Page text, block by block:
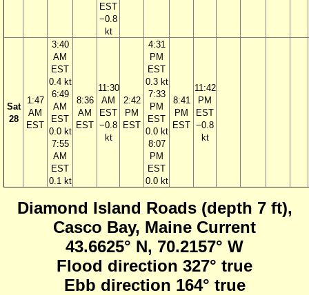
EST
−0.8
kt
Sat
28
1:47
AM
EST
3:40
AM
EST
0.4 kt
6:49
AM
EST
0.0 kt
7:55
AM
EST
0.1 kt
8:36
AM
EST
11:30
AM
EST
−0.8
kt
2:42
PM
EST
4:31
PM
EST
0.3 kt
7:33
PM
EST
0.0 kt
8:07
PM
EST
0.0 kt
8:41
PM
EST
11:42
PM
EST
−0.8
kt
Diamond Island Roads (depth 7 ft),
Casco Bay, Maine Current
43.6625° N, 70.2157° W
Flood direction 327° true
Ebb direction 164° true